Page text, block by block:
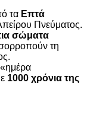
τα Επτά
Πνεύματος.
σώματα
τη
«ημέρα
1000 χρόνια της